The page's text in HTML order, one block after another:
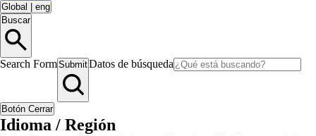
Global
eng
Buscar
Search FormSubmitDatos de búsqueda
Botón Cerrar
Idioma / Región